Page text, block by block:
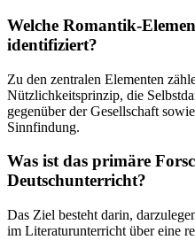
Welche Romantik-
identifiziert?
Zu den zentralen Elementen
Nützlichkeitsprinzip, die
gegenüber der Gesellschaft
Sinnfindung.
Was ist das primäre
Deutschunterricht?
Das Ziel besteht darin,
im Literaturunterricht über eine